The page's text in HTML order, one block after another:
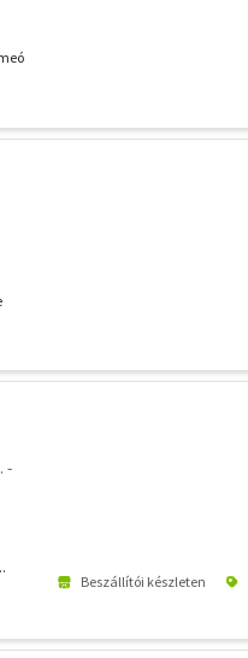
-
Beszállítói készleten